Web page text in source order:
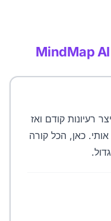
MindMap AI
רעיונות קודם ואז
כאן, הכל קורה